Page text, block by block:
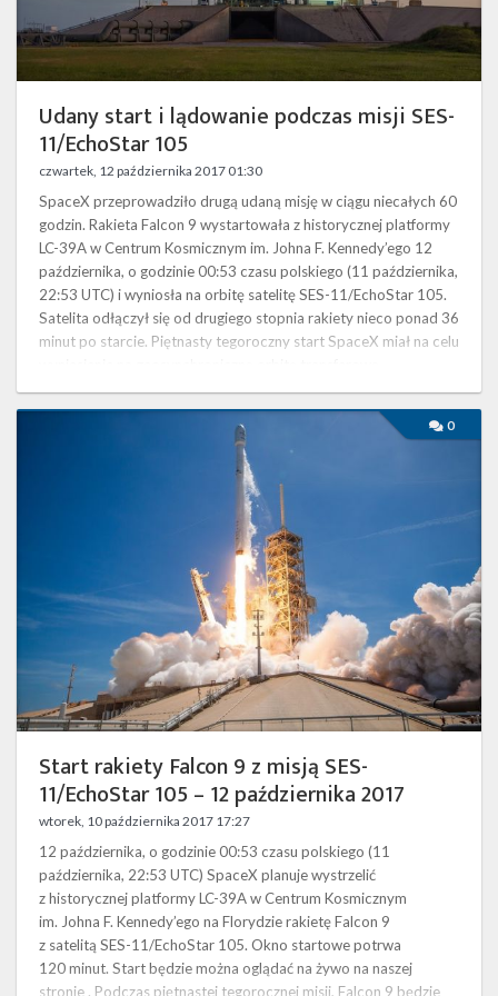
Kalendarze
Udany start i lądowanie podczas misji SES-
11/EchoStar 105
czwartek, 12 października 2017 01:30
SpaceX przeprowadziło drugą udaną misję w ciągu niecałych 60
godzin. Rakieta Falcon 9 wystartowała z historycznej platformy
LC-39A w Centrum Kosmicznym im. Johna F. Kennedy’ego 12
października, o godzinie 00:53 czasu polskiego (11 października,
22:53 UTC) i wyniosła na orbitę satelitę SES-11/EchoStar 105.
Satelita odłączył się od drugiego stopnia rakiety nieco ponad 36
minut po starcie. Piętnasty tegoroczny start SpaceX miał na celu
12
października
0
Start rakiety Falcon 9 z misją SES-
11/EchoStar 105 – 12 października 2017
wtorek, 10 października 2017 17:27
12 października, o godzinie 00:53 czasu polskiego (11
października, 22:53 UTC) SpaceX planuje wystrzelić
z historycznej platformy LC-39A w Centrum Kosmicznym
im. Johna F. Kennedy’ego na Florydzie rakietę Falcon 9
z satelitą SES-11/EchoStar 105. Okno startowe potrwa
120 minut. Start będzie można oglądać na żywo na naszej
stronie . Podczas piętnastej tegorocznej misji, Falcon 9 będzie